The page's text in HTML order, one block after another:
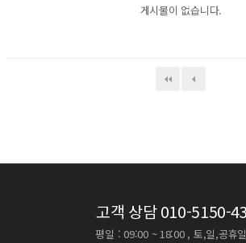
게시물이 없습니다.
고객 상담010-5150-
평일 : 09:00 ~ 18:00 , 토,일,공휴